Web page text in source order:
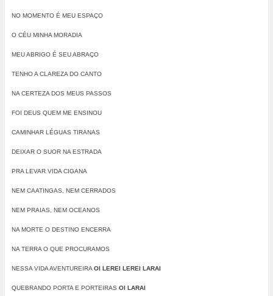
NO MOMENTO É MEU ESPAÇO
O CÉU MINHA MORADIA
MEU ABRIGO É SEU ABRAÇO
TENHO A CLAREZA DO CANTO
NA CERTEZA DOS MEUS PASSOS
FOI DEUS QUEM ME ENSINOU
CAMINHAR LÉGUAS TIRANAS
DEIXAR O SUOR NA ESTRADA
PRA LEVAR VIDA CIGANA
NEM CAATINGAS, NEM CERRADOS
NEM PRAIAS, NEM OCEANOS
NA MORTE O DESTINO ENCERRA
NA TERRA O QUE PROCURAMOS
NESSA VIDA AVENTUREIRA OI LEREI LEREI LARAI
QUEBRANDO PORTA E PORTEIRAS OI LARAI